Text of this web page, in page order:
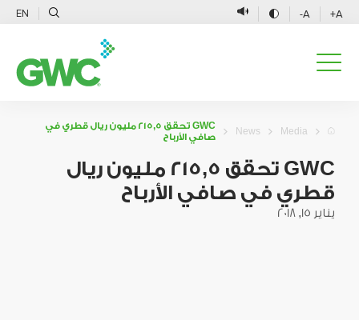
A+
A-
EN
Media
News
GWC تحقق 215,5 مليون ريال قطري في
صافي الأرباح
GWC تحقق 215,5 مليون ريال
قطري في صافي الأرباح
يناير 15, 2018